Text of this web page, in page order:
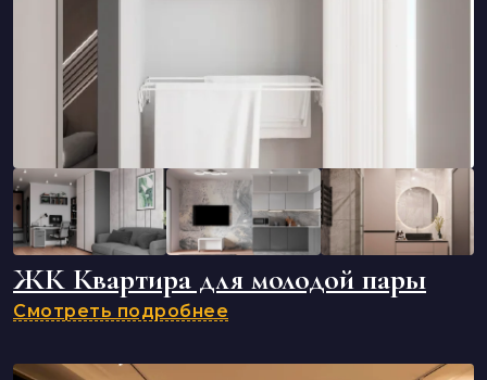
ЖК Квартира для молодой пары
Смотреть подробнее